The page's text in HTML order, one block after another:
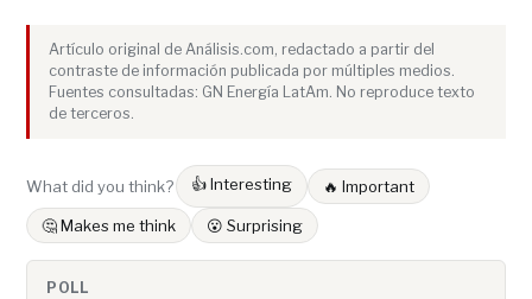
Artículo original de Análisis.com, redactado a partir del
contraste de información publicada por múltiples medios.
Fuentes consultadas: GN Energía LatAm. No reproduce texto
de terceros.
What did you think? 👍 Interesting 🔥 Important
🤔 Makes me think 😮 Surprising
POLL